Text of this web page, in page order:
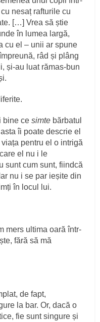
nesaț rafturile cu
[…] Vrea să știe
în lumea largă,
cu el – unii ar spune
râd și plâng
și-au luat rămas-bun
bine cesimte bărbatul
îi poate descrie el
viața pentru el o intrigă
el nu i le
sunt cum sunt, fiindcă
nu i se par ieșite din
în locul lui.
mers ultima oară într-
fără să mă
de fapt,
la bar. Or, dacă o
fie sunt singure și